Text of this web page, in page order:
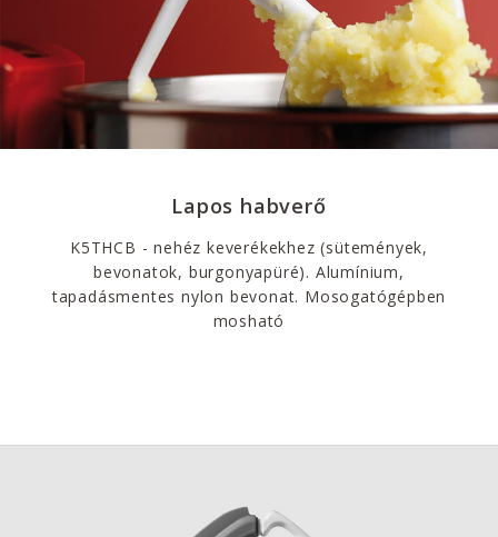
Lapos habverő
K5THCB - nehéz keverékekhez (sütemények,
bevonatok, burgonyapüré). Alumínium,
tapadásmentes nylon bevonat. Mosogatógépben
mosható